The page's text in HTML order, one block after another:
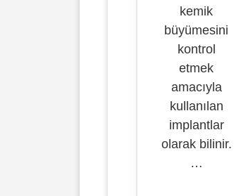
kemik
büyümesini
kontrol
etmek
amacıyla
kullanılan
implantlar
olarak bilinir.
…